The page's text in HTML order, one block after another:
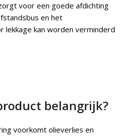
voor een goede afdichting
en het
lekkage kan worden verminderd
belangrijk?
voorkomt olieverlies en